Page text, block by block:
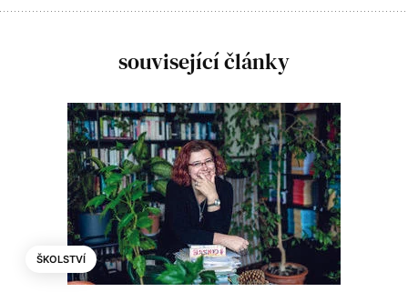
související články
ŠKOLSTVÍ